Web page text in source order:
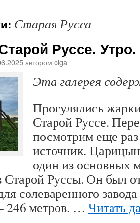
Старая Русса
Руссе.
автором olga
Эта галерея
Прогулялись
Старой Руссе.
посмотрим еще
источник.
один из основных
Старой Руссы. Он был
солеваренного
246 метров. … Читать